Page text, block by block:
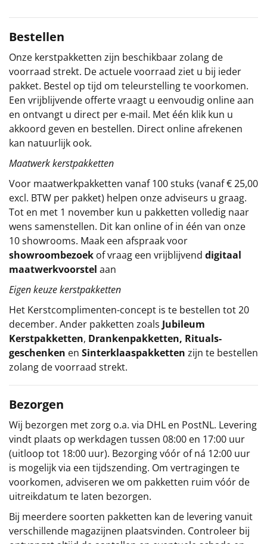
Sinterklaaspakketten
Particulier
Kerstgeschenken 2026
Relatiegeschenken
Cadeaubon
Alle overige
Bestellen
Onze kerstpakketten zijn beschikbaar zolang de
voorraad strekt. De actuele voorraad ziet u bij ieder
pakket. Bestel op tijd om teleurstelling te voorkomen.
Een vrijblijvende offerte vraagt u eenvoudig online aan
en ontvangt u direct per e-mail. Met één klik kun u
akkoord geven en bestellen. Direct online afrekenen
kan natuurlijk ook.
Maatwerk kerstpakketten
Voor maatwerkpakketten vanaf 100 stuks (vanaf € 25,00
excl. BTW per pakket) helpen onze adviseurs u graag.
Tot en met 1 november kun u pakketten volledig naar
wens samenstellen. Dit kan online of in één van onze
10 showrooms. Maak een afspraak voor
showroombezoek of vraag een vrijblijvend digitaal
maatwerkvoorstel aan
Eigen keuze kerstpakketten
Het Kerstcomplimenten-concept is te bestellen tot 20
december. Ander pakketten zoals Jubileum
Kerstpakketten, Drankenpakketten, Rituals-
geschenken en Sinterklaaspakketten zijn te bestellen
zolang de voorraad strekt.
Bezorgen
Wij bezorgen met zorg o.a. via DHL en PostNL. Levering
vindt plaats op werkdagen tussen 08:00 en 17:00 uur
(uitloop tot 18:00 uur). Bezorging vóór of ná 12:00 uur
is mogelijk via een tijdszending. Om vertragingen te
voorkomen, adviseren we om pakketten ruim vóór de
uitreikdatum te laten bezorgen.
Bij meerdere soorten pakketten kan de levering vanuit
verschillende magazijnen plaatsvinden. Controleer bij